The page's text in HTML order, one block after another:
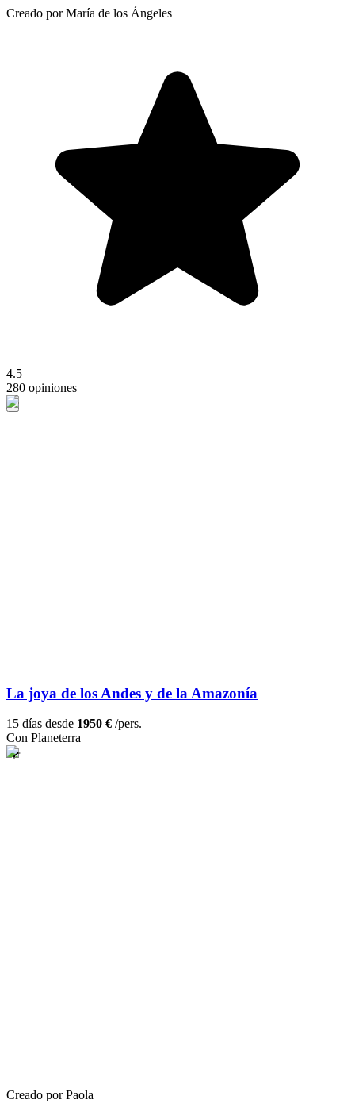
Creado por María de los Ángeles
4.5
280 opiniones
La joya de los Andes y de la Amazonía
15 días desde 1950 € /pers.
Con Planeterra
Creado por Paola